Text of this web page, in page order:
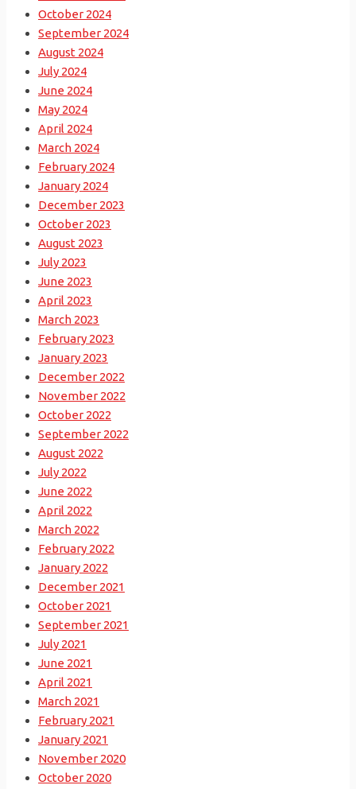
October 2024
September 2024
August 2024
July 2024
June 2024
May 2024
April 2024
March 2024
February 2024
January 2024
December 2023
October 2023
August 2023
July 2023
June 2023
April 2023
March 2023
February 2023
January 2023
December 2022
November 2022
October 2022
September 2022
August 2022
July 2022
June 2022
April 2022
March 2022
February 2022
January 2022
December 2021
October 2021
September 2021
July 2021
June 2021
April 2021
March 2021
February 2021
January 2021
November 2020
October 2020